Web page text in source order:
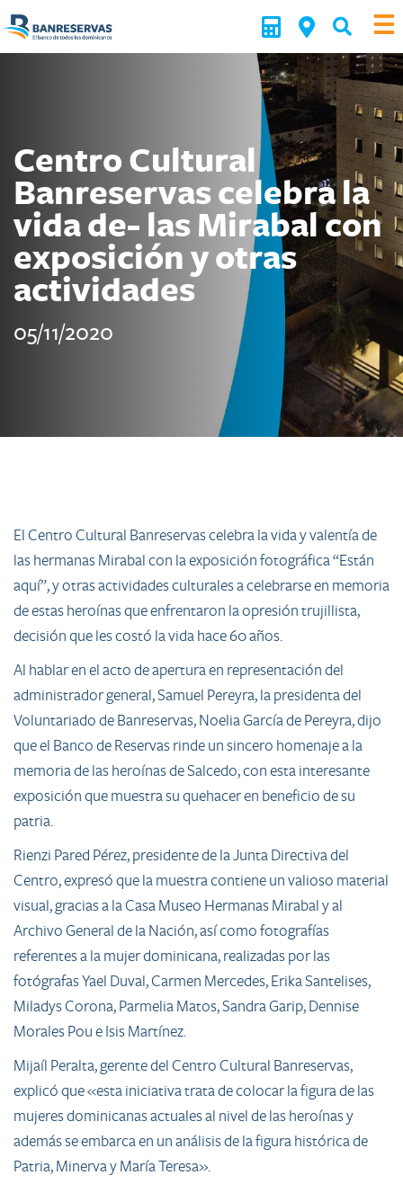
Centro Cultural
Banreservas celebra la
vida de- las Mirabal con
exposición y otras
actividades
05/11/2020
El Centro Cultural Banreservas celebra la vida y valentía de
las hermanas Mirabal con la exposición fotográfica “Están
aquí”, y otras actividades culturales a celebrarse en memoria
de estas heroínas que enfrentaron la opresión trujillista,
decisión que les costó la vida hace 60 años.
Al hablar en el acto de apertura en representación del
administrador general, Samuel Pereyra, la presidenta del
Voluntariado de Banreservas, Noelia García de Pereyra, dijo
que el Banco de Reservas rinde un sincero homenaje a la
memoria de las heroínas de Salcedo, con esta interesante
exposición que muestra su quehacer en beneficio de su
patria.
Rienzi Pared Pérez, presidente de la Junta Directiva del
Centro, expresó que la muestra contiene un valioso material
visual, gracias a la Casa Museo Hermanas Mirabal y al
Archivo General de la Nación, así como fotografías
referentes a la mujer dominicana, realizadas por las
fotógrafas Yael Duval, Carmen Mercedes, Erika Santelises,
Miladys Corona, Parmelia Matos, Sandra Garip, Dennise
Morales Pou e Isis Martínez.
Mijaíl Peralta, gerente del Centro Cultural Banreservas,
explicó que «esta iniciativa trata de colocar la figura de las
mujeres dominicanas actuales al nivel de las heroínas y
además se embarca en un análisis de la figura histórica de
Patria, Minerva y María Teresa».